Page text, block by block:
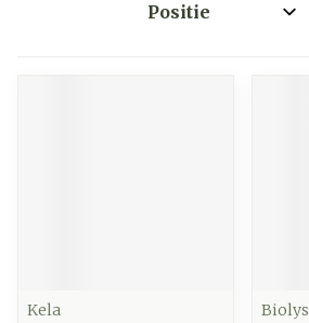
Sorteer op:
Kela
Biolys